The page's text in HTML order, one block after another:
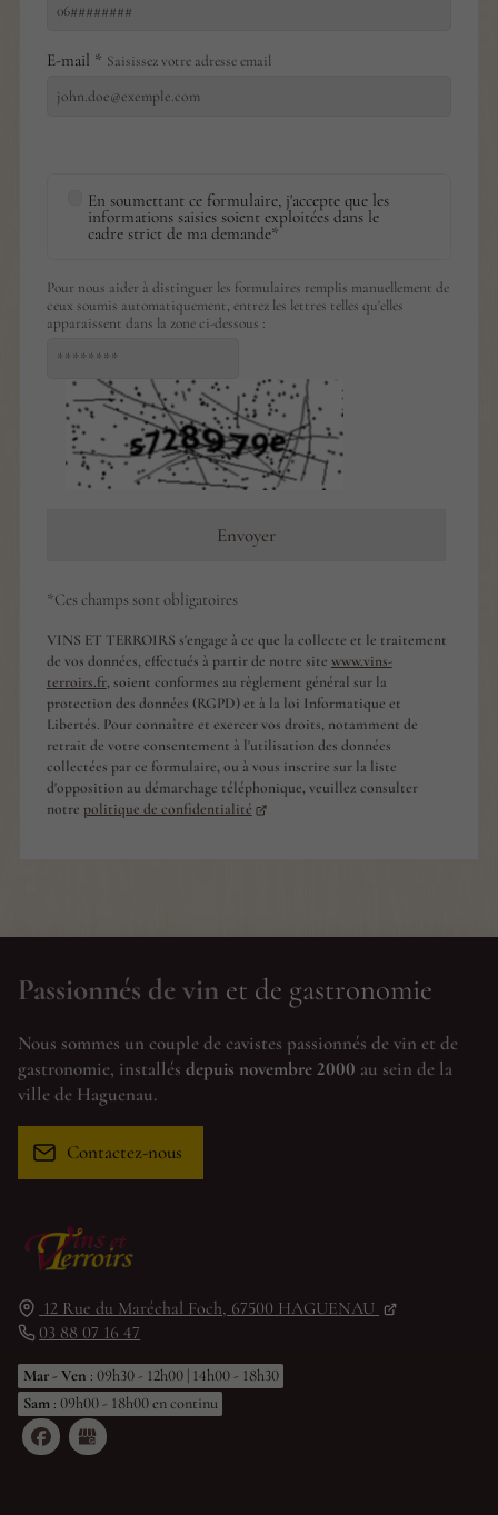
E-mail * Saisissez votre adresse email
En soumettant ce formulaire, j'accepte que les
informations saisies soient exploitées dans le
cadre strict de ma demande*
Pour nous aider à distinguer les formulaires remplis manuellement de
ceux soumis automatiquement, entrez les lettres telles qu'elles
apparaissent dans la zone ci-dessous :
Envoyer
*Ces champs sont obligatoires
VINS ET TERROIRS s'engage à ce que la collecte et le traitement
de vos données, effectués à partir de notre site www.vins-
terroirs.fr, soient conformes au règlement général sur la
protection des données (RGPD) et à la loi Informatique et
Libertés. Pour connaître et exercer vos droits, notamment de
retrait de votre consentement à l'utilisation des données
collectées par ce formulaire, ou à vous inscrire sur la liste
d'opposition au démarchage téléphonique, veuillez consulter
notre politique de confidentialité
12 Rue du Maréchal Foch, 67500 HAGUENAU
03 88 07 16 47
Mar - Ven : 09h30 - 12h00 | 14h00 - 18h30
Sam: 09h00 - 18h00 en continu
Passionnés de vin et de gastronomie
Nous sommes un couple de cavistes passionnés de vin et de
gastronomie, installés depuis novembre 2000 au sein de la
ville de Haguenau.
Contactez-nous